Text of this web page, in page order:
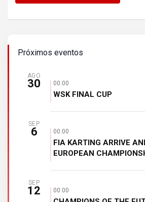
Próximos eventos
AGO
30 00:00
WSK FINAL CUP
SEP
6 00:00
FIA KARTING ARRIVE
EUROPEAN
SEP
12 00:00